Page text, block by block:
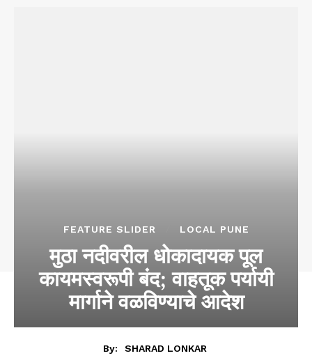
FEATURE SLIDER LOCAL PUNE
मुठा नदीवरील धोकादायक पूल
कायमस्वरूपी बंद; वाहतूक पर्यायी
मार्गाने वळविण्याचे आदेश
By:
SHARAD LONKAR